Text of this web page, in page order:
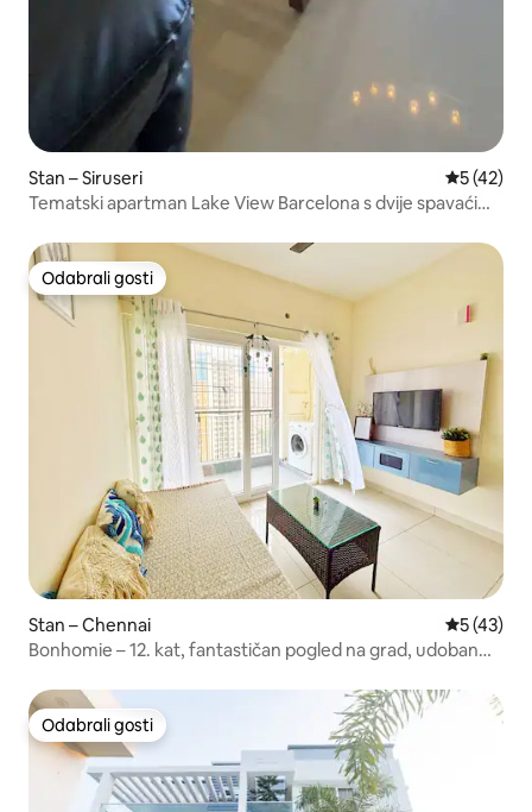
Stan – Siruseri Prosječna
5 (42)
Tematski apartman Lake View Barcelona s dvije spavaćim
Odabrali gosti
Odabrali gosti
Stan – Chennai Prosječna
5 (43)
Bonhomie – 12. kat, fantastičan pogled na grad, udoban
Odabrali gosti
Odabrali gosti